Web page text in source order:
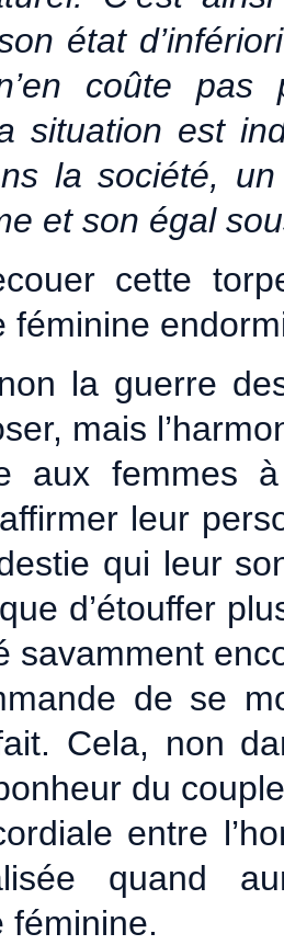
état
coûte
situation est
la société,
et son égal
cette
féminine
la guerre
mais
aux femmes
leur
qui leur
d’étouffer
savamment
de se
Cela, non
du
entre
quand
féminine.